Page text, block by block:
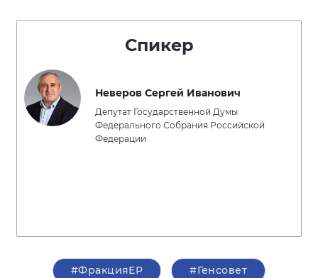
Спикер
Неверов Сергей Иванович
Депутат Государственной Думы
Федерального Собрания Российской
Федерации
#ФракцияЕР #Генсовет